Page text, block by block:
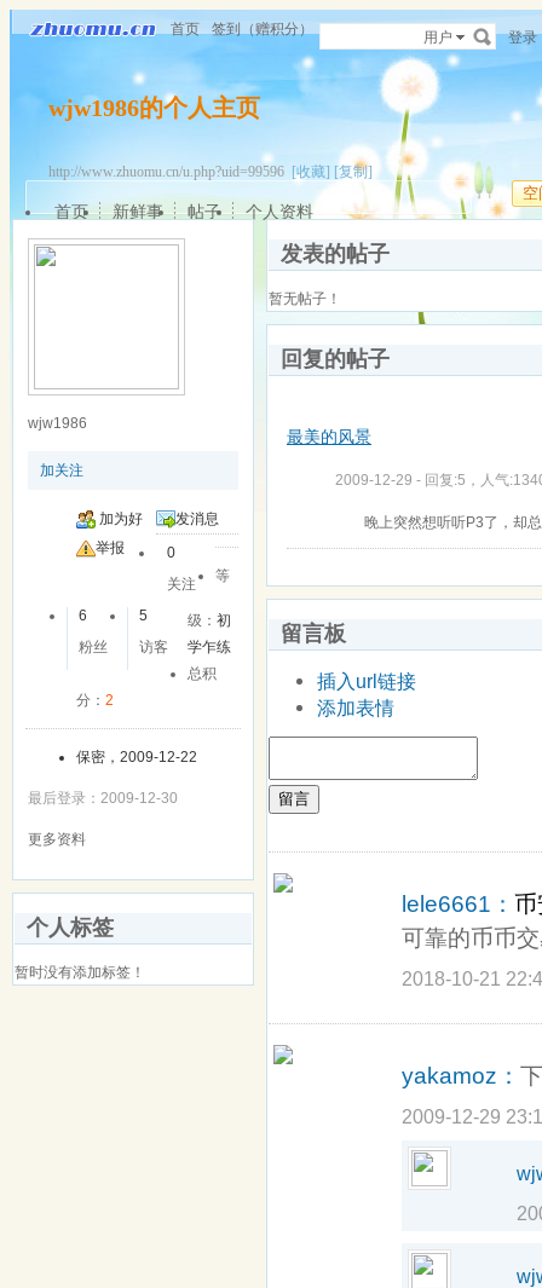
首页 签到（赠积分） 用户 登录
wjw1986的个人主页
http://www.zhuomu.cn/u.php?uid=99596 [收藏] [复制]
空
首页 新鲜事 帖子 个人资料
wjw1986
加关注
加为好
友
发消息
举报
0
关注
6
粉丝
5
访客
等
级：初
学乍练
总积
分： 2
保密，2009-12-22
最后登录：2009-12-30
更多资料
个人标签
暂时没有添加标签！
发表的帖子
暂无帖子！
回复的帖子
最美的风景
2009-12-29 - 回复:5，人气
晚上突然想听听P3了，却
留言板
插入url链接
添加表情
留言
lele6661： 币
可靠的币币
2018-10-21
yakamoz：
2009-12-29